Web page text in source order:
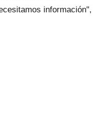
información",